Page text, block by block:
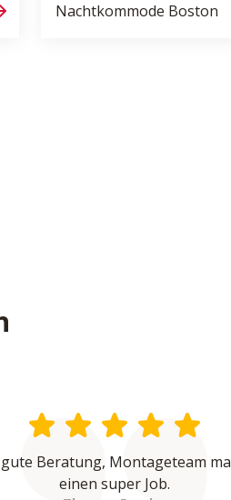
Nachtkommode Boston
Beratung, Montageteam
einen super Job.